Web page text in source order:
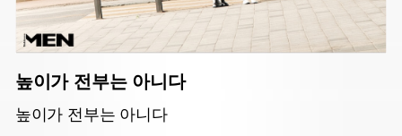
높이가 전부는 아니다
높이가 전부는 아니다